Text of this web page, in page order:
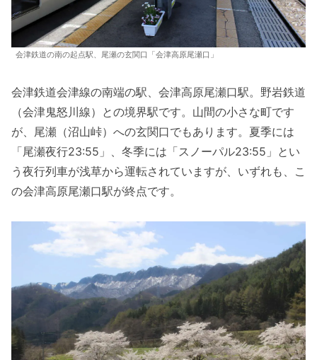
会津鉄道の南の起点駅、尾瀬の玄関口「会津高原尾瀬口」
会津鉄道会津線の南端の駅、会津高原尾瀬口駅。野岩鉄道
（会津鬼怒川線）との境界駅です。山間の小さな町です
が、尾瀬（沼山峠）への玄関口でもあります。夏季には
「尾瀬夜行23:55」、冬季には「スノーパル23:55」とい
う夜行列車が浅草から運転されていますが、いずれも、こ
の会津高原尾瀬口駅が終点です。